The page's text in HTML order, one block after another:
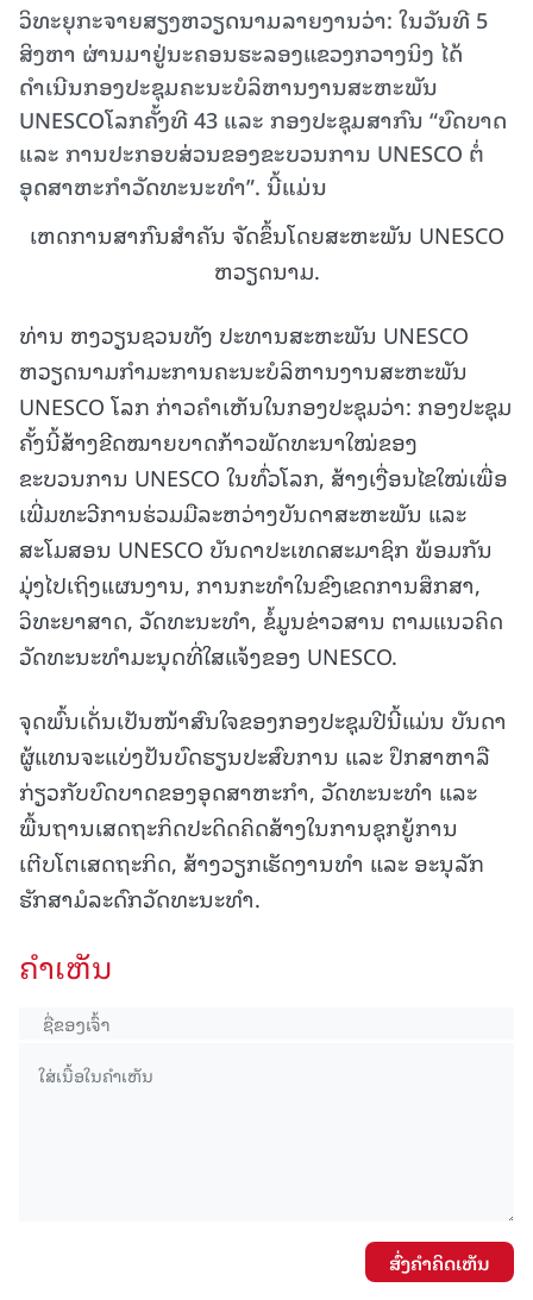
ວິທະຍຸກະຈາຍສຽງຫວຽດນາມລາຍງານວ່າ: ໃນວັນທີ 5
ສິງຫາ ຜ່ານມາຢູ່ນະຄອນຮະລອງແຂວງກວາງນິງ ໄດ້
ດຳເນີນກອງປະຊຸມຄະນະບໍລິຫານງານສະຫະພັນ
UNESCOໂລກຄັ້ງທີ 43 ແລະ ກອງປະຊຸມສາກົນ “ບົດບາດ
ແລະ ການປະກອບສ່ວນຂອງຂະບວນການ UNESCO ຕໍ່
ອຸດສາຫະກຳວັດທະນະທຳ”. ນີ້ແມ່ນ
ເຫດການສາກົນສຳຄັນ ຈັດຂຶ້ນໂດຍສະຫະພັນ UNESCO
ຫວຽດນາມ.
ທ່ານ ຫງວຽນຊວນທັງ ປະທານສະຫະພັນ UNESCO
ຫວຽດນາມກຳມະການຄະນະບໍລິຫານງານສະຫະພັນ
UNESCO ໂລກ ກ່າວຄຳເຫັນໃນກອງປະຊຸມວ່າ: ກອງປະຊຸມ
ຄັ້ງນີ້ສ້າງຂີດໝາຍບາດກ້າວພັດທະນາໃໝ່ຂອງ
ຂະບວນການ UNESCO ໃນທົ່ວໂລກ, ສ້າງເງື່ອນໄຂໃໝ່ເພື່ອ
ເພີ່ມທະວີການຮ່ວມມືລະຫວ່າງບັນດາສະຫະພັນ ແລະ
ສະໂມສອນ UNESCO ບັນດາປະເທດສະມາຊິກ ພ້ອມກັນ
ມຸ່ງໄປເຖິງແຜນງານ, ການກະທຳໃນຂົງເຂດການສຶກສາ,
ວິທະຍາສາດ, ວັດທະນະທຳ, ຂໍ້ມູນຂ່າວສານ ຕາມແນວຄິດ
ວັດທະນະທຳມະນຸດທີ່ໃສແຈ້ງຂອງ UNESCO.
ຈຸດພົ້ນເດັ່ນເປັນໜ້າສົນໃຈຂອງກອງປະຊຸມປີນີ້ແມ່ນ ບັນດາ
ຜູ້ແທນຈະແບ່ງປັນບົດຮຽນປະສົບການ ແລະ ປຶກສາຫາລື
ກ່ຽວກັບບົດບາດຂອງອຸດສາຫະກຳ, ວັດທະນະທຳ ແລະ
ພື້ນຖານເສດຖະກິດປະດິດຄິດສ້າງໃນການຊຸກຍູ້ການ
ເຕີບໂຕເສດຖະກິດ, ສ້າງວຽກເຮັດງານທຳ ແລະ ອະນຸລັກ
ຮັກສາມໍລະດົກວັດທະນະທຳ.
ຄໍາເຫັນ
ສົ່ງຄໍາຄິດເຫັນ